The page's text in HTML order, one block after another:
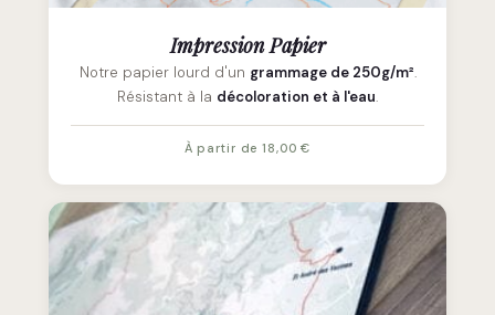
Impression Papier
Notre papier lourd d'un grammage de 250g/m².
Résistant à la décoloration et à l'eau.
À partir de 18,00 €